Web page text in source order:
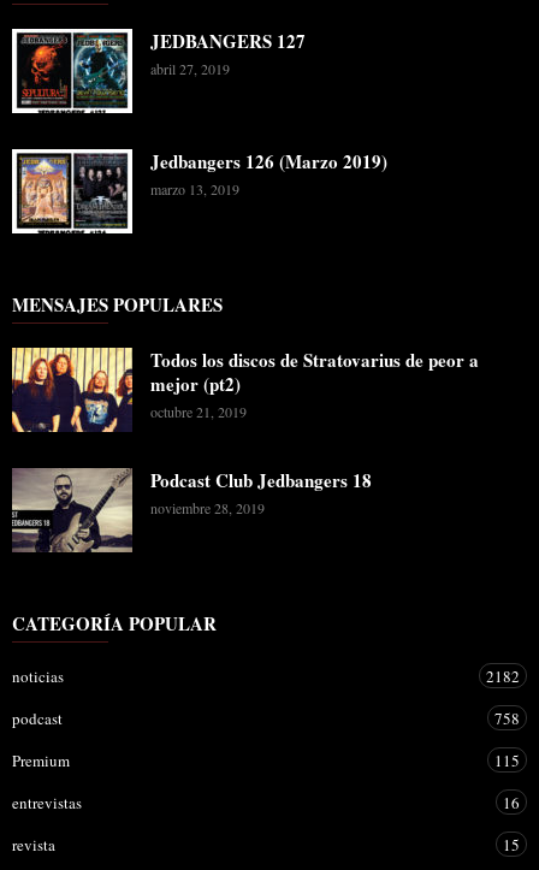
JEDBANGERS 127
abril 27, 2019
Jedbangers 126 (Marzo 2019)
marzo 13, 2019
MENSAJES POPULARES
Todos los discos de Stratovarius de peor a
mejor (pt2)
octubre 21, 2019
Podcast Club Jedbangers 18
noviembre 28, 2019
CATEGORÍA POPULAR
noticias
2182
podcast
758
Premium
115
entrevistas
16
revista
15